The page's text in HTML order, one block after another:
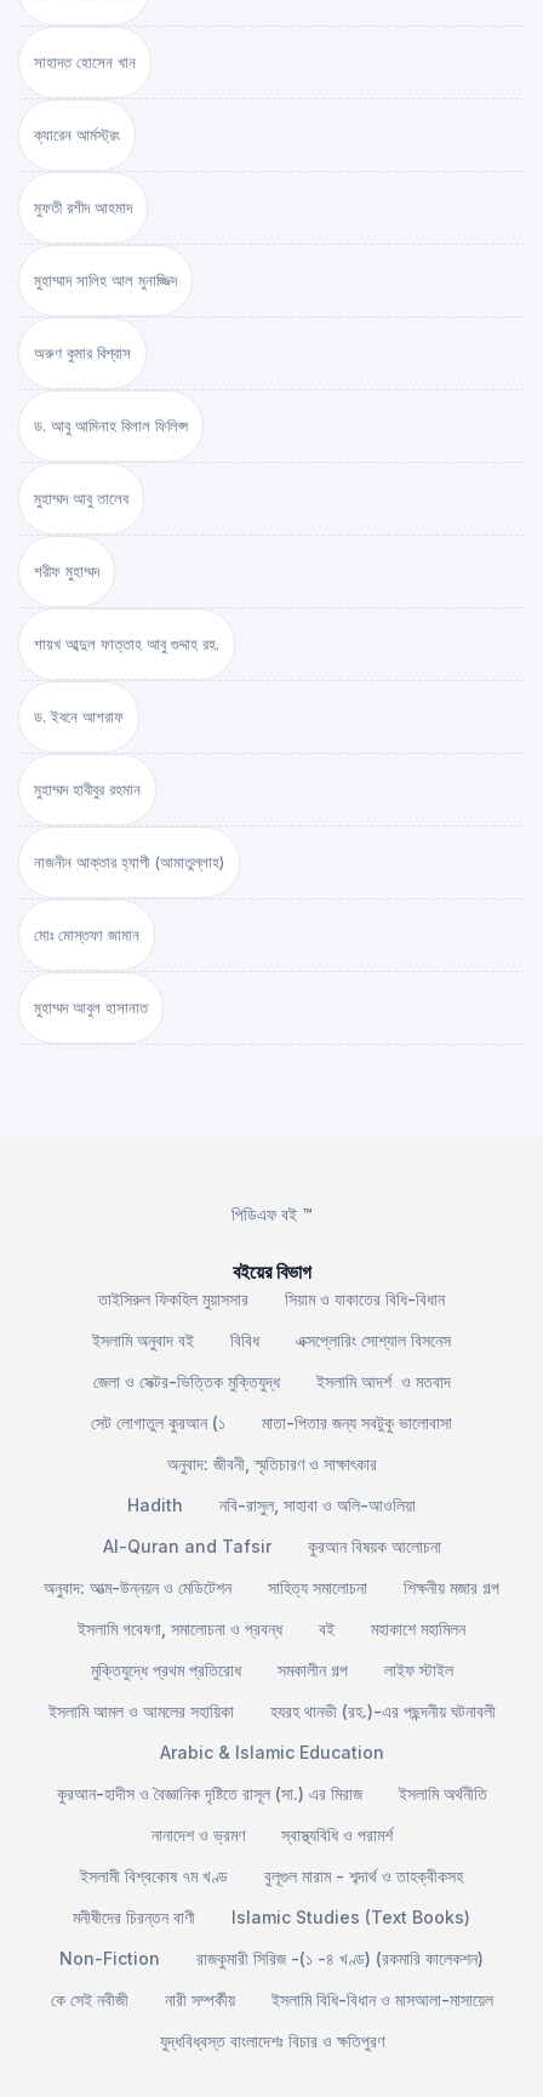
সাহাদত হোসেন খান
ক্যারেন আর্মস্ট্রং
মুফতী রশীদ আহমাদ
মুহাম্মাদ সালিহ আল মুনাজ্জিদ
অরুণ কুমার বিশ্বাস
ড. আবু আমিনাহ বিলাল ফিলিপ্স
মুহাম্মদ আবু তালেব
শরীফ মুহাম্মদ
শায়খ আব্দুল ফাত্তাহ আবু গুদ্দাহ রহ.
ড. ইবনে আশরাফ
মুহাম্মদ হাবীবুর রহমান
নাজনীন আক্তার হ্যাপী (আমাতুল্লাহ)
মোঃ মোস্তফা জামান
মুহাম্মদ আবুল হাসানাত
পিডিএফ বই ™
বইয়ের বিভাগ
তাইসিরুল ফিকহিল মুয়াসসার
সিয়াম ও যাকাতের বিধি-বিধান
ইসলামি অনুবাদ বই
বিবিধ
এক্সপ্লোরিং সোশ্যাল বিসনেস
জেলা ও সেক্টর-ভিত্তিক মুক্তিযুদ্ধ
ইসলামি আদর্শ ও মতবাদ
সেট লোগাতুল কুরআন (১
মাতা-পিতার জন্য সবটুকু ভালোবাসা
অনুবাদ: জীবনী, স্মৃতিচারণ ও সাক্ষাৎকার
Hadith
নবি-রাসুল, সাহাবা ও অলি-আওলিয়া
Al-Quran and Tafsir
কুরআন বিষয়ক আলোচনা
অনুবাদ: আত্ম-উন্নয়ন ও মেডিটেশন
সাহিত্য সমালোচনা
শিক্ষনীয় মজার গল্প
ইসলামি গবেষণা, সমালোচনা ও প্রবন্ধ
বই
মহাকাশে মহামিলন
মুক্তিযুদ্ধে প্রথম প্রতিরোধ
সমকালীন গল্প
লাইফ স্টাইল
ইসলামি আমল ও আমলের সহায়িকা
হযরহ থানভী (রহ.)-এর পছন্দনীয় ঘটনাবলী
Arabic & Islamic Education
কুরআন-হাদীস ও বৈজ্ঞানিক দৃষ্টিতে রাসূল (সা.) এর মিরাজ
ইসলামি অর্থনীতি
নানাদেশ ও ভ্রমণ
স্বাস্থ্যবিধি ও পরামর্শ
ইসলামী বিশ্বকোষ ৭ম খণ্ড
বুলূগুল মারাম - শব্দার্থ ও তাহক্বীকসহ
মনীষীদের চিরন্তন বাণী
Islamic Studies (Text Books)
Non-Fiction
রাজকুমারী সিরিজ -(১ -৪ খণ্ড) (রকমারি কালেকশন)
কে সেই নবীজী
নারী সম্পর্কীয়
ইসলামি বিধি-বিধান ও মাসআলা-মাসায়েল
যুদ্ধবিধ্বস্ত বাংলাদেশঃ বিচার ও ক্ষতিপুরণ